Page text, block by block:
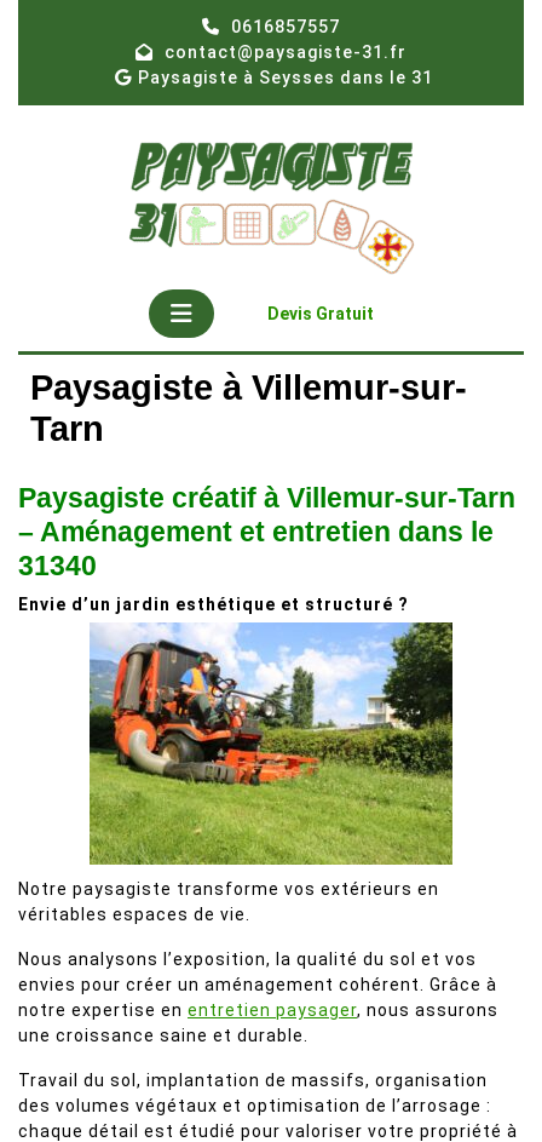
0616857557
contact@paysagiste-31.fr
Paysagiste à Seysses dans le 31
Open
Button
Devis Gratuit
Paysagiste à Villemur-sur-
Tarn
Paysagiste créatif à Villemur-sur-Tarn
– Aménagement et entretien dans le
31340
Envie d’un jardin esthétique et structuré ?
Notre paysagiste transforme vos extérieurs en
véritables espaces de vie.
Nous analysons l’exposition, la qualité du sol et vos
envies pour créer un aménagement cohérent. Grâce à
notre expertise en entretien paysager, nous assurons
une croissance saine et durable.
Travail du sol, implantation de massifs, organisation
des volumes végétaux et optimisation de l’arrosage :
chaque détail est étudié pour valoriser votre propriété à